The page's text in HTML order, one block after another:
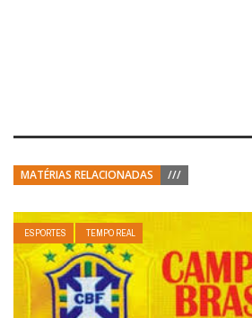
MATÉRIAS RELACIONADAS ///
ESPORTES TEMPO REAL